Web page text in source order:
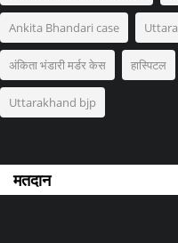
Ankita Bhandari case
अंकिता भंडारी मर्डर केस हास्पिटल
Uttarakhand bjp
मतदान